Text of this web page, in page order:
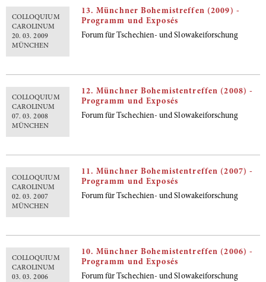
COLLOQUIUM
CAROLINUM
20. 03. 2009
MÜNCHEN
13. Münchner Bohemistreffen (2009) -
Programm und Exposés
Forum für Tschechien- und Slowakeiforschung
COLLOQUIUM
CAROLINUM
07. 03. 2008
MÜNCHEN
12. Münchner Bohemistentreffen (2008) -
Programm und Exposés
Forum für Tschechien- und Slowakeiforschung
COLLOQUIUM
CAROLINUM
02. 03. 2007
MÜNCHEN
11. Münchner Bohemistentreffen (2007) -
Programm und Exposés
Forum für Tschechien- und Slowakeiforschung
COLLOQUIUM
CAROLINUM
03. 03. 2006
10. Münchner Bohemistentreffen (2006) -
Programm und Exposés
Forum für Tschechien- und Slowakeiforschung